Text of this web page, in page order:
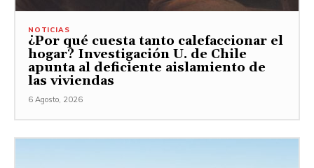
NOTICIAS
¿Por qué cuesta tanto calefaccionar el
hogar? Investigación U. de Chile
apunta al deficiente aislamiento de
las viviendas
6 Agosto, 2026